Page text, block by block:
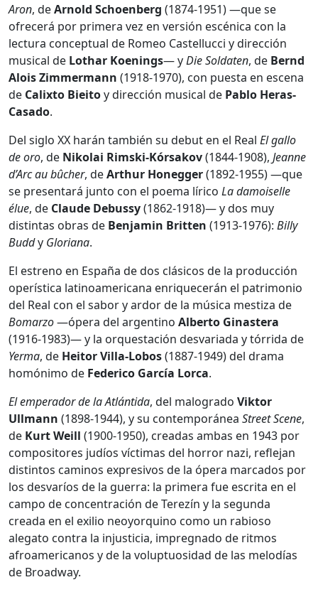
Aron, deArnold Schoenberg (1874-1951) —que se
ofrecerá por primera vez en versión escénica con la
lectura conceptual de Romeo Castellucci y dirección
musical de Lothar Koenings— yDieSoldaten, de Bernd
Alois Zimmermann (1918-1970), con puesta en escena
de Calixto Bieitoy dirección musical de Pablo Heras-
Casado.
Del siglo XX harán también su debut en el Real Elgallo
deoro, de Nikolai Rimski-Kórsakov(1844-1908), Jeanne
d’Arc au bûcher, deArthur Honegger(1892-1955) —que
se presentará junto con el poema lírico La damoiselle
élue, de Claude Debussy(1862-1918)— y dos muy
distintas obras de Benjamin Britten (1913-1976): Billy
Buddy Gloriana.
El estreno en España de dos clásicos de la producción
operística latinoamericana enriquecerán el patrimonio
del Real con el sabor y ardor de la música mestiza de
Bomarzo—ópera del argentino Alberto Ginastera
(1916-1983)— y la orquestación desvariada y tórrida de
Yerma, de Heitor Villa-Lobos(1887-1949) del drama
homónimo de Federico García Lorca.
El emperador de la Atlántida, del malogrado Viktor
Ullmann (1898-1944), y su contemporánea Street Scene,
de Kurt Weill (1900-1950), creadas ambas en 1943 por
compositores judíos víctimas del horror nazi, reflejan
distintos caminos expresivos de la ópera marcados por
los desvaríos de la guerra: la primera fue escrita en el
campo de concentración de Terezín y la segunda
creada en el exilio neoyorquino como un rabioso
alegato contra la injusticia, impregnado de ritmos
afroamericanos y de la voluptuosidad de las melodías
de Broadway.